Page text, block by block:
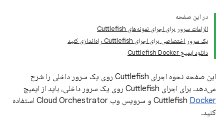
در این صفحه
الزامات سرور برای اجرای نمونه‌های Cuttlefish
یک سرور اختصاصی برای اجرای Cuttlefish راه‌اندازی کنید
دانلود ایمیج Cuttlefish Docker
این صفحه نحوه اجرای Cuttlefish روی یک سرور داخلی را شرح
می‌دهد. برای اجرای Cuttlefish روی یک سرور داخلی، باید از ایمیج
Cuttlefish Docker
و سرویس وب Cloud Orchestrator استفاده
کنید.